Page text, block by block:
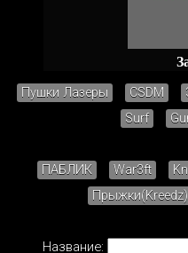
Пушки Лазеры CSDM
Surf
ПАБЛИК War3ft
Прыжки(Kreedz)
Название: